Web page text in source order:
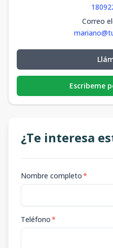
Correo
Escribeme
¿Te interesa
Nombre completo*
Teléfono*